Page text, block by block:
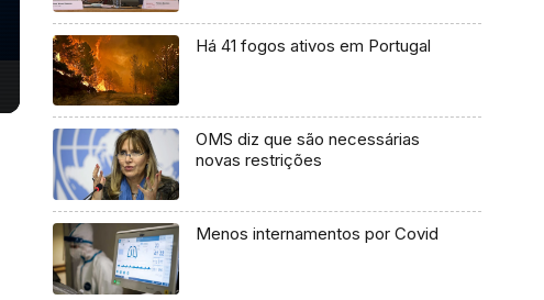
Há 41 fogos ativos em Portugal
OMS diz que são necessárias
novas restrições
Menos internamentos por Covid